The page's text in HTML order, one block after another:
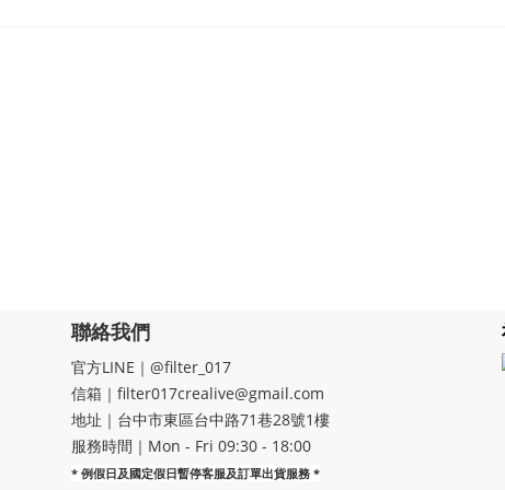
聯絡我們
官方LINE｜@filter_017
信箱｜filter017crealive@gmail.com
地址｜​台中市東區台中路71巷28號1樓
服務時間｜Mon - Fri 09:30 - 18:00
* 例假日及國定假日暫停客服及訂單出貨服務 *